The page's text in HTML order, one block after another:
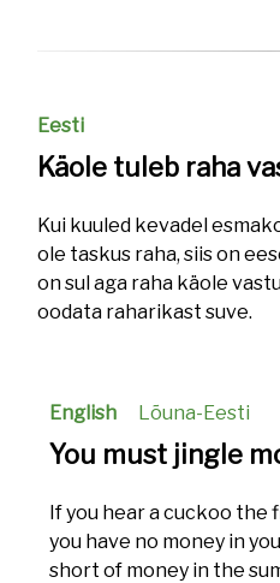
Eesti
Käole tuleb raha
Kui kuuled kevadel
ole taskus raha, siis on
on sul aga raha käole
oodata raharikast suve.
English Lõuna-Eesti
You must jingle
If you hear a cuckoo the
you have no money in
short of money in the